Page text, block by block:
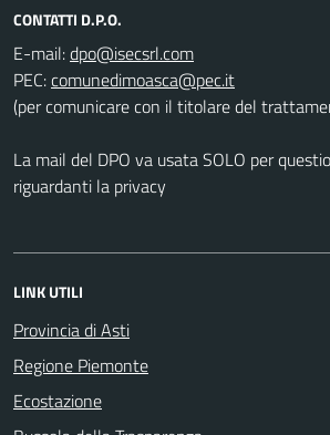
CONTATTI D.P.O.
E-mail:
PEC:
(per comunicare con il titolare del
La mail del DPO va usata SOLO per
riguardanti la privacy
LINK UTILI
Provincia di Asti
Regione Piemonte
Ecostazione